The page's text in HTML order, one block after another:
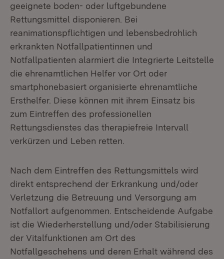
geeignete boden- oder luftgebundene
Rettungsmittel disponieren. Bei
reanimationspflichtigen und lebensbedrohlich
erkrankten Notfallpatientinnen und
Notfallpatienten alarmiert die Integrierte Leitstelle
die ehrenamtlichen Helfer vor Ort oder
smartphonebasiert organisierte ehrenamtliche
Ersthelfer. Diese können mit ihrem Einsatz bis
zum Eintreffen des professionellen
Rettungsdienstes das therapiefreie Intervall
verkürzen und Leben retten.
Nach dem Eintreffen des Rettungsmittels wird
direkt entsprechend der Erkrankung und/oder
Verletzung die Betreuung und Versorgung am
Notfallort aufgenommen. Entscheidende Aufgabe
ist die Wiederherstellung und/oder Stabilisierung
der Vitalfunktionen am Ort des
Notfallgeschehens und deren Erhalt während des